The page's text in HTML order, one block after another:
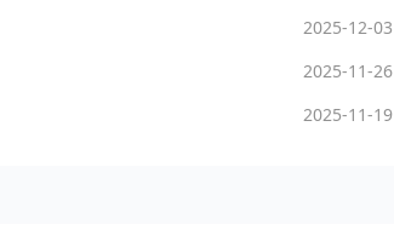
2025-12-03
2025-11-26
2025-11-19